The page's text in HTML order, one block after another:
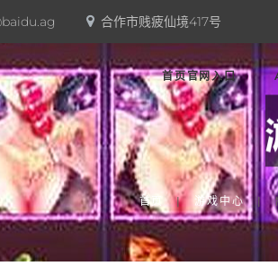
合作市贱疲仙境417号
首页官网入口
首页 游戏中心